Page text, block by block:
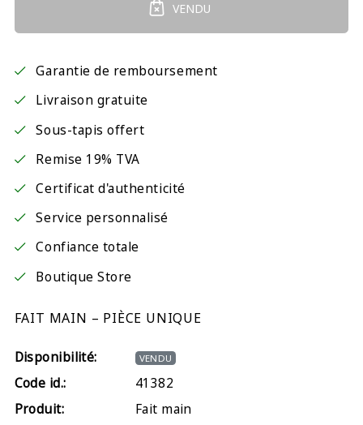
VENDU
Garantie de remboursement
Livraison gratuite
Sous-tapis offert
Remise 19% TVA
Certificat d'authenticité
Service personnalisé
Confiance totale
Boutique Store
FAIT MAIN – PIÈCE UNIQUE
Disponibilité: VENDU
Code id.:
41382
Produit:
Fait main